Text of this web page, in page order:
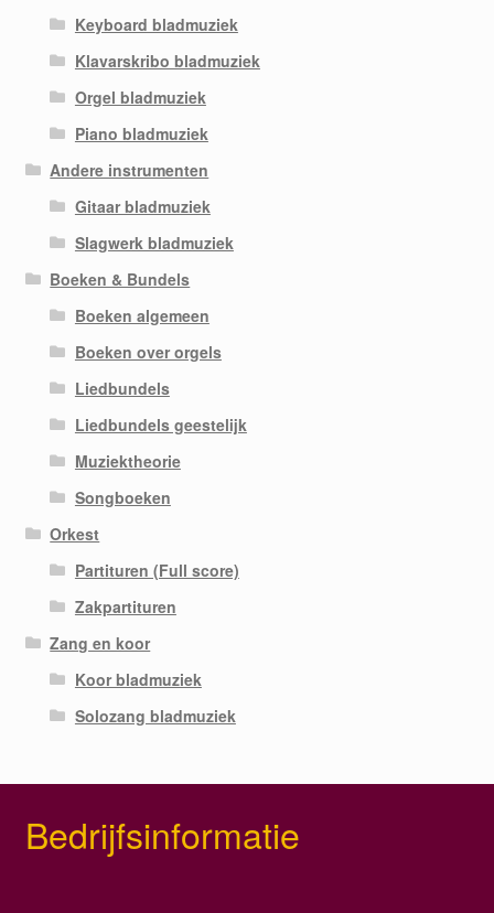
Keyboard bladmuziek
Klavarskribo bladmuziek
Orgel bladmuziek
Piano bladmuziek
Andere instrumenten
Gitaar bladmuziek
Slagwerk bladmuziek
Boeken & Bundels
Boeken algemeen
Boeken over orgels
Liedbundels
Liedbundels geestelijk
Muziektheorie
Songboeken
Orkest
Partituren (Full score)
Zakpartituren
Zang en koor
Koor bladmuziek
Solozang bladmuziek
Bedrijfsinformatie